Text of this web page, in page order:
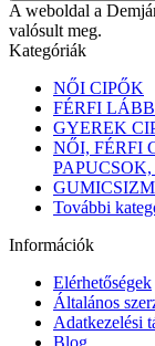
A weboldal a
valósult meg.
Kategóriák
NŐI CIPŐK
FÉRFI
GYEREK
NŐI, FÉRFI
További
Információk
Elérhetőségek
Általános
Adatkezelési